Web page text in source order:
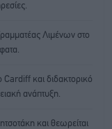
Λιμένων στο
Cardiff και διδακτορικό
ανάπτυξη.
και θεωρείται